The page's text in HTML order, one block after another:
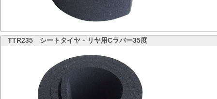
TTR235 シートタイヤ・リヤ用Cラバー35度